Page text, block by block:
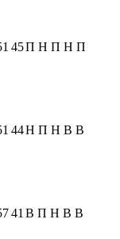
45П Н П Н П
44Н П Н В В
41 В П Н В В